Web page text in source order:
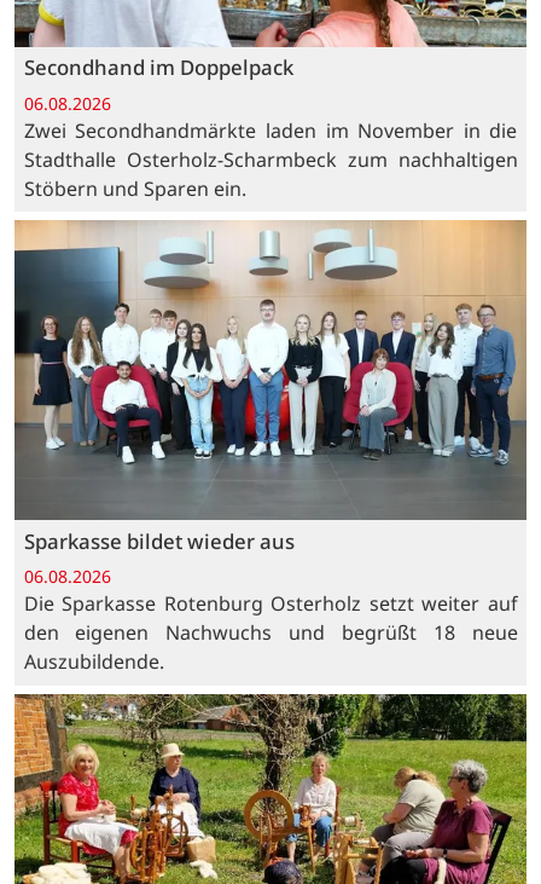
Secondhand im Doppelpack
06.08.2026
Zwei Secondhandmärkte laden im November in die
Stadthalle Osterholz-Scharmbeck zum nachhaltigen
Stöbern und Sparen ein.
Sparkasse bildet wieder aus
06.08.2026
Die Sparkasse Rotenburg Osterholz setzt weiter auf
den eigenen Nachwuchs und begrüßt 18 neue
Auszubildende.